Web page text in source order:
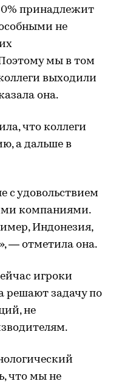
принадлежит
не
мы в том
выходили
она.
что коллеги
а дальше в
с удовольствием
компаниями.
Индонезия,
— отметила она.
игроки
решают задачу по
не
что мы не